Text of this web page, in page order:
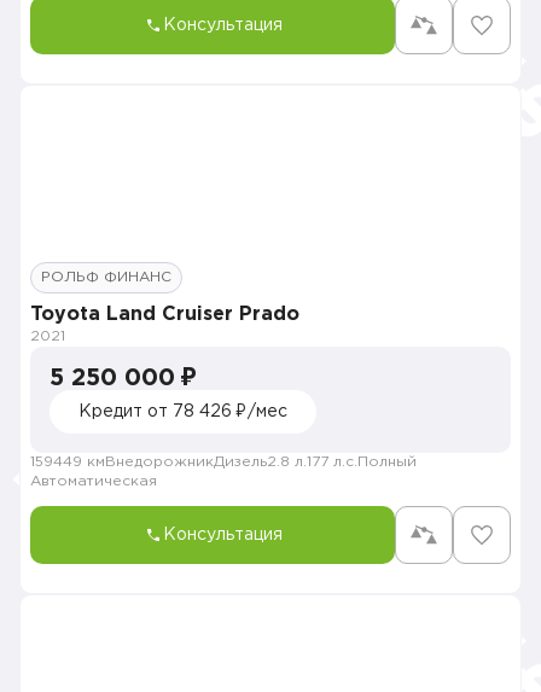
Консультация
РОЛЬФ ФИНАНС
Toyota Land Cruiser Prado
2021
5 250 000 ₽
Кредит от 78 426 ₽/мес
159449 км ВнедорожникДизель2.8 л. 177 л.с. Полный
Автоматическая
Консультация